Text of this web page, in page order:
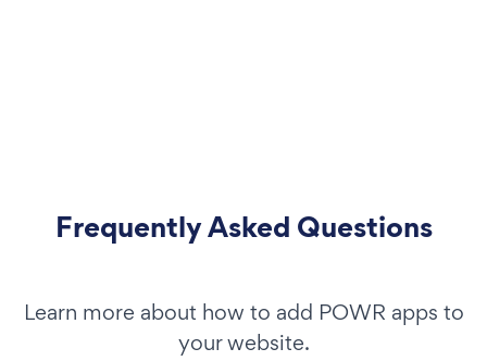
Frequently Asked Questions
Learn more about how to add POWR apps to
your website.